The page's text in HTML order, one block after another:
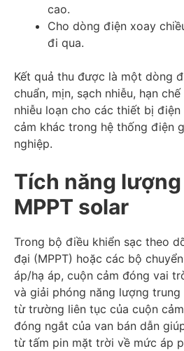
cao.
Cho dòng điện xoay
đi qua.
Kết quả thu được là một dòng
chuẩn, mịn, sạch nhiễu, hạn
nhiễu loạn cho các thiết bị
cảm khác trong hệ thống điện
nghiệp.
Tích năng
MPPT solar
Trong bộ điều khiển sạc theo
đại (MPPT) hoặc các bộ
áp/hạ áp, cuộn cảm đóng vai
và giải phóng năng lượng trung
từ trường liên tục của cuộn
đóng ngắt của van bán dẫn
từ tấm pin mặt trời về mức áp